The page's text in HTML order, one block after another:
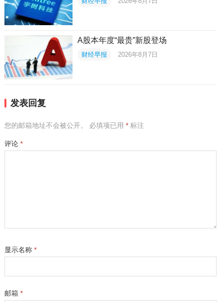
A股本年度“最贵”新股登场
财经早报 2026年8月7日
发表回复
您的邮箱地址不会被公开。 必填项已用 *标注
评论 *
显示名称 *
邮箱 *